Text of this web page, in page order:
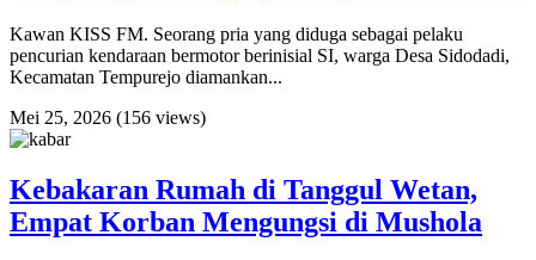
Kawan KISS FM. Seorang pria yang diduga sebagai pelaku
pencurian kendaraan bermotor berinisial SI, warga Desa Sidodadi,
Kecamatan Tempurejo diamankan...
Mei 25, 2026 (156 views)
Kebakaran Rumah di Tanggul Wetan,
Empat Korban Mengungsi di Mushola